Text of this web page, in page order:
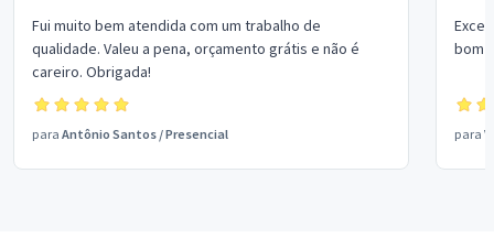
Fui muito bem atendida com um trabalho de
qualidade. Valeu a pena, orçamento grátis e não é
careiro. Obrigada!
para Antônio Santos /Presencial
bom
para